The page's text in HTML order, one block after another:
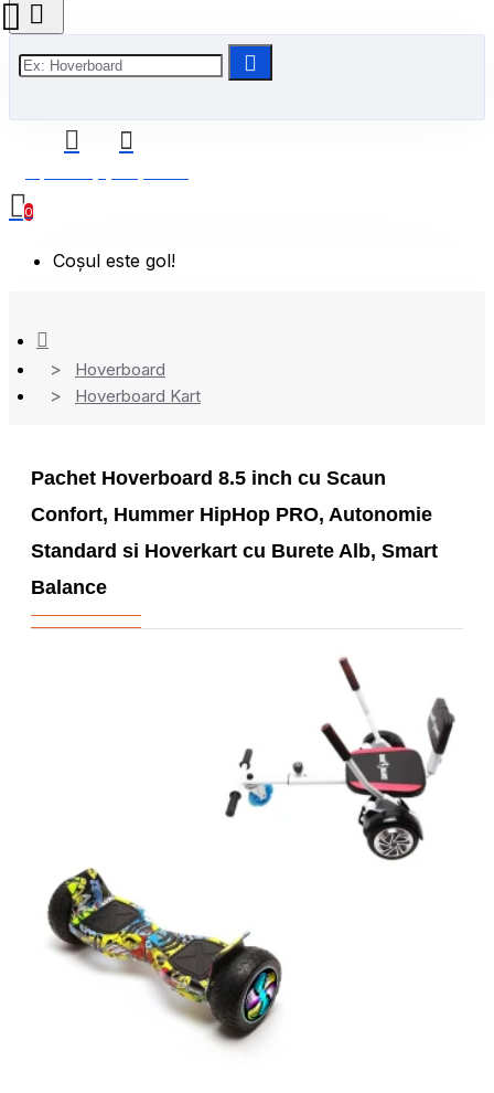
0
Coșul este gol!
Hoverboard
Hoverboard Kart
Pachet Hoverboard 8.5 inch cu Scaun
Confort, Hummer HipHop PRO, Autonomie
Standard si Hoverkart cu Burete Alb, Smart
Balance